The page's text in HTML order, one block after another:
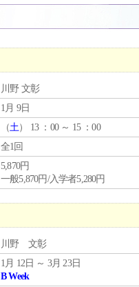
川野 文彰
1月 9日
（土） 13 ：00 ～ 15 ：00
全1回
5,870円
一般5,870円/入学者5,280円
川野 文彰
1月 12日 ～ 3月 23日
B Week